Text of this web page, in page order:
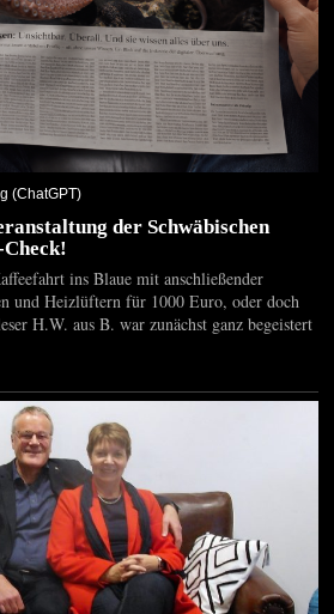
(ChatGPT)
der Schwäbischen
ins Blaue mit anschließender
und Heizlüftern für 1000 Euro, oder doch
H.W. aus B. war zunächst ganz begeistert